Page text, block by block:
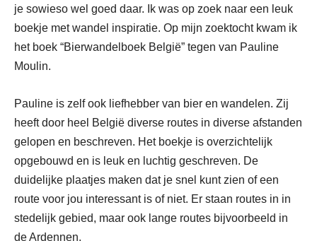
je sowieso wel goed daar. Ik was op zoek naar een leuk
boekje met wandel inspiratie. Op mijn zoektocht kwam ik
het boek “Bierwandelboek België” tegen van Pauline
Moulin.
Pauline is zelf ook liefhebber van bier en wandelen. Zij
heeft door heel België diverse routes in diverse afstanden
gelopen en beschreven. Het boekje is overzichtelijk
opgebouwd en is leuk en luchtig geschreven. De
duidelijke plaatjes maken dat je snel kunt zien of een
route voor jou interessant is of niet. Er staan routes in in
stedelijk gebied, maar ook lange routes bijvoorbeeld in
de Ardennen.